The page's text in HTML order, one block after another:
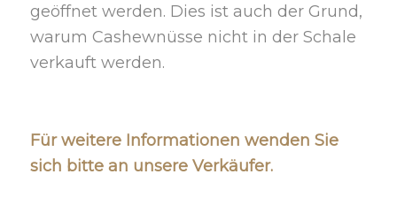
geöffnet werden. Dies ist auch der Grund,
warum Cashewnüsse nicht in der Schale
verkauft werden.
Für weitere Informationen wenden Sie
sich bitte an unsere Verkäufer.